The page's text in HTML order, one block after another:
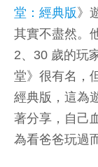
堂：經典版》
其實不盡然。
2、30 歲的玩
堂》很有名，
經典版，這為
著分享，自己
為看爸爸玩過